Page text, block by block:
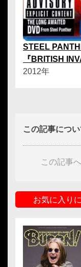
STEEL
『BRITISH
2012年
この記事につ
この記事
お気に入り